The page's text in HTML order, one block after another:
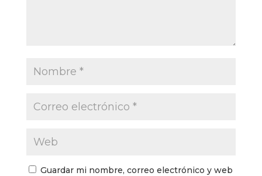
Guardar mi nombre, correo electrónico y web